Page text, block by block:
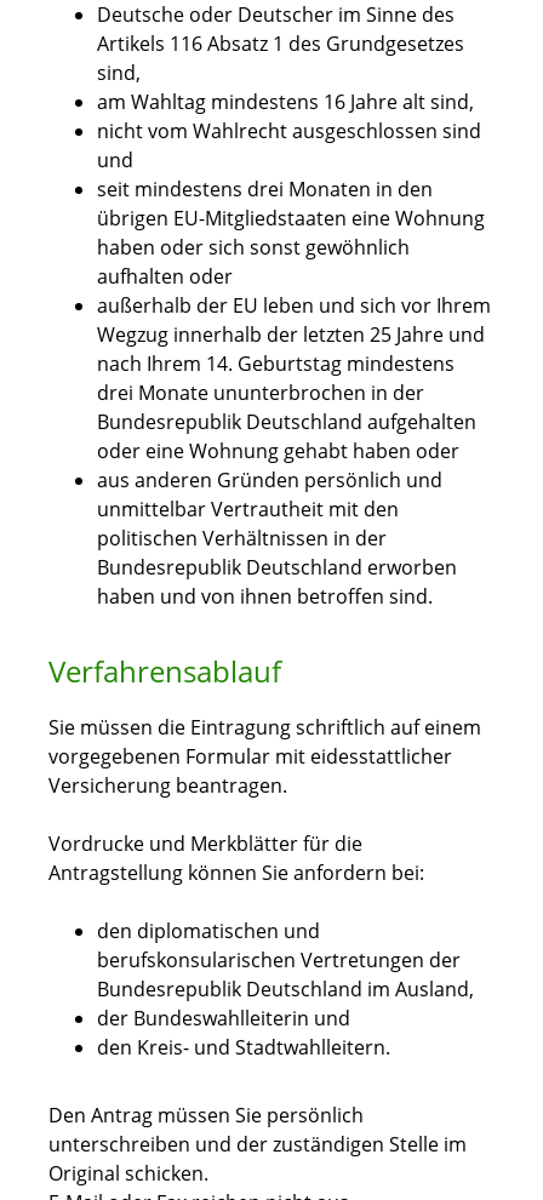
Deutsche oder Deutscher im Sinne des
Artikels 116 Absatz 1 des Grundgesetzes
sind,
am Wahltag mindestens 16 Jahre alt sind,
nicht vom Wahlrecht ausgeschlossen sind
und
seit mindestens drei Monaten in den
übrigen EU-Mitgliedstaaten eine Wohnung
haben oder sich sonst gewöhnlich
aufhalten oder
außerhalb der EU leben und sich vor Ihrem
Wegzug innerhalb der letzten 25 Jahre und
nach Ihrem 14. Geburtstag mindestens
drei Monate ununterbrochen in der
Bundesrepublik Deutschland aufgehalten
oder eine Wohnung gehabt haben oder
aus anderen Gründen persönlich und
unmittelbar Vertrautheit mit den
politischen Verhältnissen in der
Bundesrepublik Deutschland erworben
haben und von ihnen betroffen sind.
Verfahrensablauf
Sie müssen die Eintragung schriftlich auf einem
vorgegebenen Formular mit eidesstattlicher
Versicherung beantragen.
Vordrucke und Merkblätter für die
Antragstellung können Sie anfordern bei:
den diplomatischen und
berufskonsularischen Vertretungen der
Bundesrepublik Deutschland im Ausland,
der Bundeswahlleiterin und
den Kreis- und Stadtwahlleitern.
Den Antrag müssen Sie persönlich
unterschreiben und der zuständigen Stelle im
Original schicken.